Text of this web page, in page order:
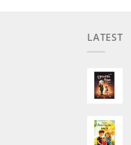
LATEST